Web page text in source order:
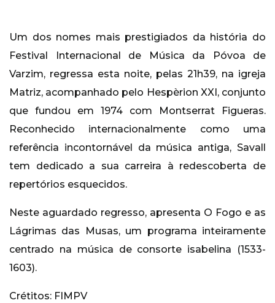
Um dos nomes mais prestigiados da história do
Festival Internacional de Música da Póvoa de
Varzim, regressa esta noite, pelas 21h39, na igreja
Matriz, acompanhado pelo Hespèrion XXI, conjunto
que fundou em 1974 com Montserrat Figueras.
Reconhecido internacionalmente como uma
referência incontornável da música antiga, Savall
tem dedicado a sua carreira à redescoberta de
repertórios esquecidos.
Neste aguardado regresso, apresenta O Fogo e as
Lágrimas das Musas, um programa inteiramente
centrado na música de consorte isabelina (1533-
1603).
Crétitos: FIMPV